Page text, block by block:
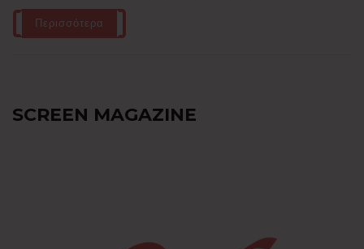
Περισσότερα
SCREEN MAGAZINE